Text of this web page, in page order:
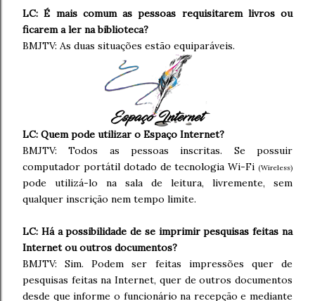
LC: É mais comum as pessoas requisitarem livros ou
ficarem a ler na biblioteca?
BMJTV: As duas situações estão equiparáveis.
LC: Quem pode utilizar o Espaço Internet?
BMJTV: Todos as pessoas inscritas. Se possuir
computador portátil dotado de tecnologia Wi-Fi (Wireless)
pode utilizá-lo na sala de leitura, livremente, sem
qualquer inscrição nem tempo limite.
LC: Há a possibilidade de se imprimir pesquisas feitas na
Internet ou outros documentos?
BMJTV: Sim. Podem ser feitas impressões quer de
pesquisas feitas na Internet, quer de outros documentos
desde que informe o funcionário na recepção e mediante